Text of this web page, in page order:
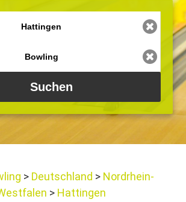
Deutschland
Nordrhein-
Hattingen